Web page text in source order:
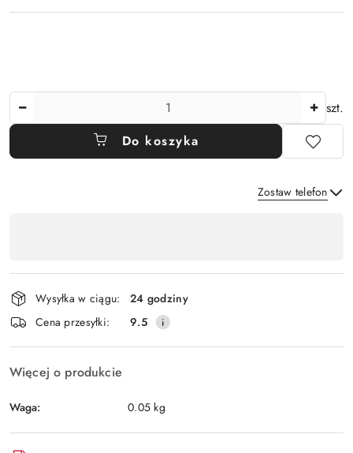
szt.
Do koszyka
Zostaw telefon
płatność
i
dostawa
Wysyłka w ciągu:
24 godziny
Cena przesyłki:
9.5
Więcej o produkcie
Waga: 0.05 kg